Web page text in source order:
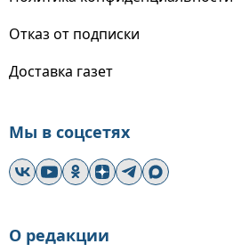
Отказ от подписки
Доставка газет
Мы в соцсетях
О редакции